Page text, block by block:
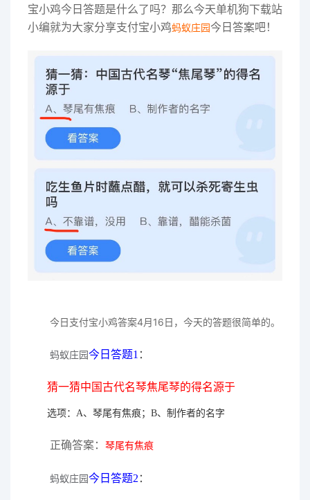
宝小鸡今日答题是什么了吗？那么今天单机狗下载站
小编就为大家分享支付宝小鸡蚂蚁庄园今日答案吧！
今日支付宝小鸡答案4月16日，今天的答题很简单的。
蚂蚁庄园今日答题1 ：
猜一猜中国古代名琴焦尾琴的得名源于
选项：A、琴尾有焦痕；B、制作者的名字
正确答案： 琴尾有焦痕
蚂蚁庄园今日答题2 ：